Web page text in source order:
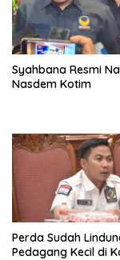
Syahbana Resmi
Nasdem Kotim
Perda Sudah
Pedagang Kecil di